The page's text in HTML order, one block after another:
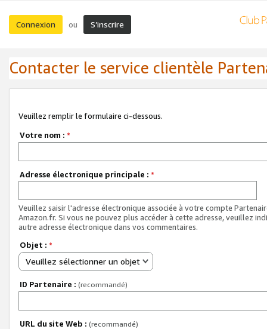
Connexion ou S’inscrire
Contacter le service clientèle
Veuillez remplir le formulaire ci-dessous.
Votre nom : *
Adresse électronique principale : *
Veuillez saisir l'adresse électronique associée à votre compte
Amazon.fr. Si vous ne pouvez plus accéder à cette adresse, veuillez
autre adresse électronique dans vos commentaires.
Objet : *
Veuillez sélectionner un objet
ID Partenaire : (recommandé)
URL du site Web : (recommandé)